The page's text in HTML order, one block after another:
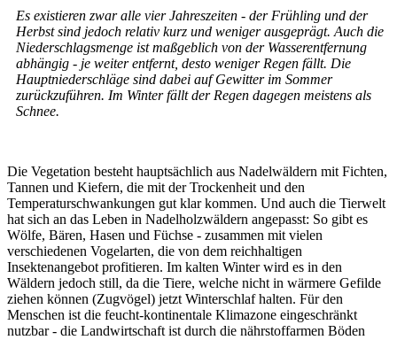
Es existieren zwar alle vier Jahreszeiten - der Frühling und der
Herbst sind jedoch relativ kurz und weniger ausgeprägt. Auch die
Niederschlagsmenge ist maßgeblich von der Wasserentfernung
abhängig - je weiter entfernt, desto weniger Regen fällt. Die
Hauptniederschläge sind dabei auf Gewitter im Sommer
zurückzuführen. Im Winter fällt der Regen dagegen meistens als
Schnee.
Die Vegetation besteht hauptsächlich aus Nadelwäldern mit Fichten,
Tannen und Kiefern, die mit der Trockenheit und den
Temperaturschwankungen gut klar kommen. Und auch die Tierwelt
hat sich an das Leben in Nadelholzwäldern angepasst: So gibt es
Wölfe, Bären, Hasen und Füchse - zusammen mit vielen
verschiedenen Vogelarten, die von dem reichhaltigen
Insektenangebot profitieren. Im kalten Winter wird es in den
Wäldern jedoch still, da die Tiere, welche nicht in wärmere Gefilde
ziehen können (Zugvögel) jetzt Winterschlaf halten. Für den
Menschen ist die feucht-kontinentale Klimazone eingeschränkt
nutzbar - die Landwirtschaft ist durch die nährstoffarmen Böden